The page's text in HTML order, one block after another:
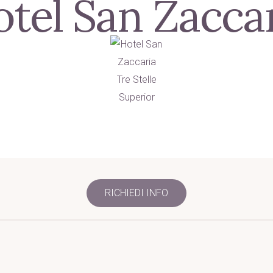
San
RICHIEDI INFO